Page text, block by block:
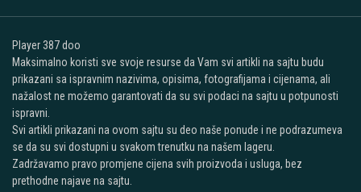
Player 387 doo
Maksimalno koristi sve svoje resurse da Vam svi artikli na sajtu budu
prikazani sa ispravnim nazivima, opisima, fotografijama i cijenama, ali
nažalost ne možemo garantovati da su svi podaci na sajtu u potpunosti
ispravni.
Svi artikli prikazani na ovom sajtu su deo naše ponude i ne podrazumeva
se da su svi dostupni u svakom trenutku na našem lageru.
Zadržavamo pravo promjene cijena svih proizvoda i usluga, bez
prethodne najave na sajtu.